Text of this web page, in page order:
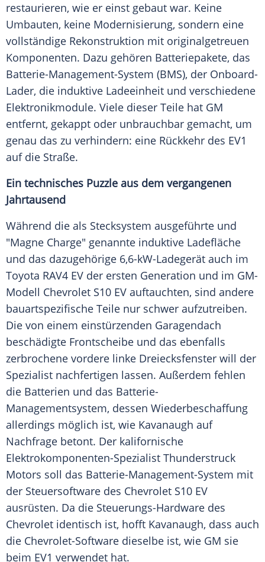
restaurieren, wie er einst gebaut war. Keine
Umbauten, keine Modernisierung, sondern eine
vollständige Rekonstruktion mit originalgetreuen
Komponenten. Dazu gehören Batteriepakete, das
Batterie-Management-System (BMS), der Onboard-
Lader, die induktive Ladeeinheit und verschiedene
Elektronikmodule. Viele dieser Teile hat GM
entfernt, gekappt oder unbrauchbar gemacht, um
genau das zu verhindern: eine Rückkehr des EV1
auf die Straße.
Ein technisches Puzzle aus dem vergangenen
Jahrtausend
Während die als Stecksystem ausgeführte und
"Magne Charge" genannte induktive Ladefläche
und das dazugehörige 6,6-kW-Ladegerät auch im
Toyota RAV4 EV der ersten Generation und im GM-
Modell Chevrolet S10 EV auftauchten, sind andere
bauartspezifische Teile nur schwer aufzutreiben.
Die von einem einstürzenden Garagendach
beschädigte Frontscheibe und das ebenfalls
zerbrochene vordere linke Dreiecksfenster will der
Spezialist nachfertigen lassen. Außerdem fehlen
die Batterien und das Batterie-
Managementsystem, dessen Wiederbeschaffung
allerdings möglich ist, wie Kavanaugh auf
Nachfrage betont. Der kalifornische
Elektrokomponenten-Spezialist Thunderstruck
Motors soll das Batterie-Management-System mit
der Steuersoftware des Chevrolet S10 EV
ausrüsten. Da die Steuerungs-Hardware des
Chevrolet identisch ist, hofft Kavanaugh, dass auch
die Chevrolet-Software dieselbe ist, wie GM sie
beim EV1 verwendet hat.